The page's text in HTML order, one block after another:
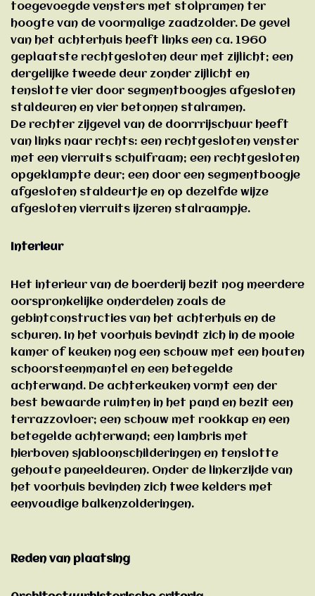
toegevoegde vensters met stolpramen ter
hoogte van de voormalige zaadzolder. De gevel
van het achterhuis heeft links een ca. 1960
geplaatste rechtgesloten deur met zijlicht; een
dergelijke tweede deur zonder zijlicht en
tenslotte vier door segmentboogjes afgesloten
staldeuren en vier betonnen stalramen.
De rechter zijgevel van de doorrrijschuur heeft
van links naar rechts: een rechtgesloten venster
met een vierruits schuifraam; een rechtgesloten
opgeklampte deur; een door een segmentboogje
afgesloten staldeurtje en op dezelfde wijze
afgesloten vierruits ijzeren stalraampje.
Interieur
Het interieur van de boerderij bezit nog meerdere
oorspronkelijke onderdelen zoals de
gebintconstructies van het achterhuis en de
schuren. In het voorhuis bevindt zich in de mooie
kamer of keuken nog een schouw met een houten
schoorsteenmantel en een betegelde
achterwand. De achterkeuken vormt een der
best bewaarde ruimten in het pand en bezit een
terrazzovloer; een schouw met rookkap en een
betegelde achterwand; een lambris met
hierboven sjabloonschilderingen en tenslotte
gehoute paneeldeuren. Onder de linkerzijde van
het voorhuis bevinden zich twee kelders met
eenvoudige balkenzolderingen.
Reden van plaatsing